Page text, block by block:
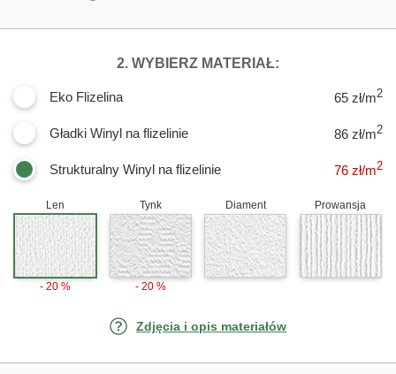
2. WYBIERZ MATERIAŁ:
Eko Flizelina 65 zł/m2
Gładki Winyl na flizelinie 86 zł/m2
Strukturalny Winyl na flizelinie 76 zł/m2
Len
- 20 %
Tynk
- 20 %
Diament Prowansja
Zdjęcia i opis materiałów